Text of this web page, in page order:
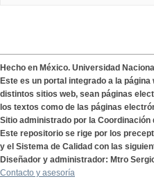
Hecho en México. Universidad
Este es un portal integrado a la
distintos sitios web, sean páginas
los textos como de las páginas
Sitio administrado por la Coordinación
Este repositorio se rige por los
y el Sistema de Calidad con las
Diseñador y administrador: Mtro
Contacto y asesoría